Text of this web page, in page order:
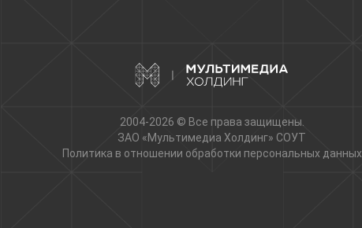
2004-2026 © Все права защищены.
ЗАО «Мультимедиа Холдинг» СОУТ
Политика в отношении обработки персональных данных